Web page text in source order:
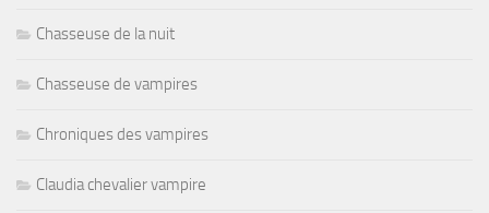
Chasseuse de la nuit
Chasseuse de vampires
Chroniques des vampires
Claudia chevalier vampire